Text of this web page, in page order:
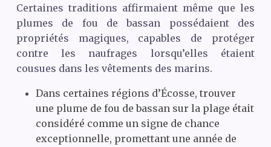
Certaines traditions affirmaient même que les
plumes de fou de bassan possédaient des
propriétés magiques, capables de protéger
contre les naufrages lorsqu’elles étaient
cousues dans les vêtements des marins.
Dans certaines régions d’Écosse, trouver
une plume de fou de bassan sur la plage était
considéré comme un signe de chance
exceptionnelle, promettant une année de